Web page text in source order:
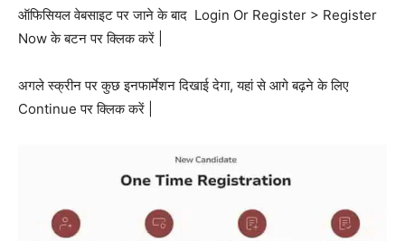
ऑफिसियल वेबसाइट पर जाने के बाद Login Or Register > Register
Now के बटन पर क्लिक करें |
अगले स्क्रीन पर कुछ इनफार्मेशन दिखाई देगा, यहां से आगे बढ़ने के लिए
Continue पर क्लिक करें |